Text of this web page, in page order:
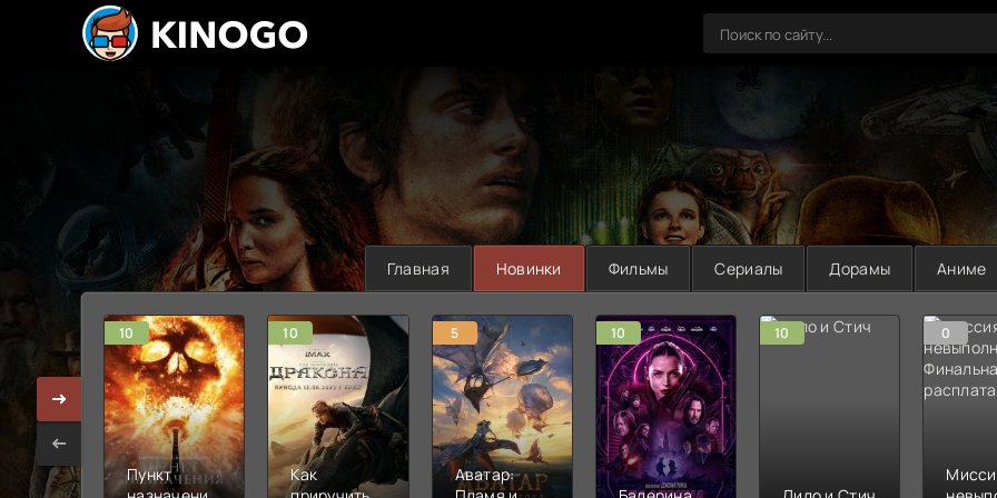
Главная Новинки Фильмы Сериалы Дорамы Аниме
10
Пункт
10
Как
5
Аватар:
10 10 0